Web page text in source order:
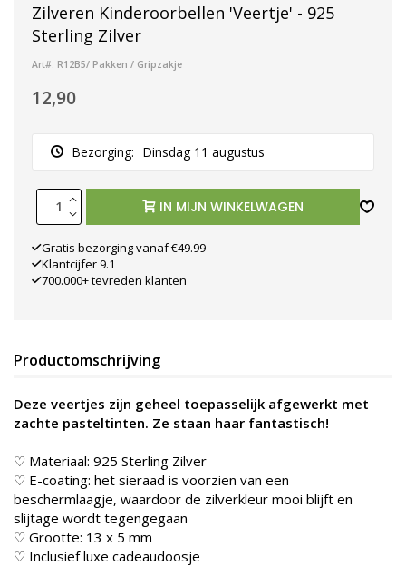
Zilveren Kinderoorbellen 'Veertje' - 925
Sterling Zilver
Art#: R12B5/ Pakken / Gripzakje
12,90
Bezorging: Dinsdag 11 augustus
IN MIJN WINKELWAGEN
Gratis bezorging vanaf €49.99
Klantcijfer 9.1
700.000+ tevreden klanten
Productomschrijving
Deze veertjes zijn geheel toepasselijk afgewerkt met
zachte pasteltinten. Ze staan haar fantastisch!
♡ Materiaal: 925 Sterling Zilver
♡ E-coating: het sieraad is voorzien van een
beschermlaagje, waardoor de zilverkleur mooi blijft en
slijtage wordt tegengegaan
♡ Grootte: 13 x 5 mm
♡ Inclusief luxe cadeaudoosje